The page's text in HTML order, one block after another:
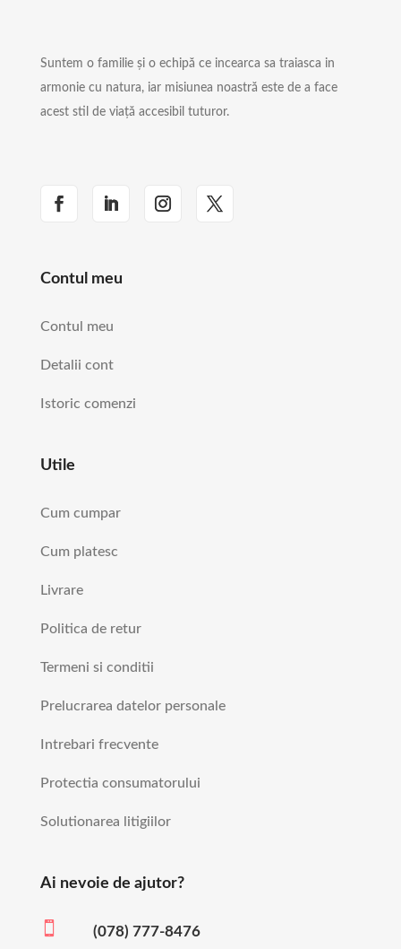
Suntem o familie și o echipă ce incearca sa traiasca in
armonie cu natura, iar misiunea noastră este de a face
acest stil de viață accesibil tuturor.
Contul meu
Contul meu
Detalii cont
Istoric comenzi
Utile
Cum cumpar
Cum platesc
Livrare
Politica de retur
Termeni si conditii
Prelucrarea datelor personale
Intrebari frecvente
Protectia consumatorului
Solutionarea litigiilor
Ai nevoie de ajutor?
 (078) 777-8476